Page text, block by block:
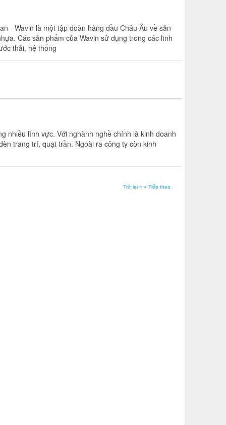
- Wavin là một tập đoàn hàng đầu Châu Âu về sản
Các sản phẩm của Wavin sử dụng trong các lĩnh
thải, hệ thống
nhiều lĩnh vực. Với nghành nghề chính là kinh doanh
trang trí, quạt trần. Ngoài ra công ty còn kinh
Trở lại « » Tiếp theo